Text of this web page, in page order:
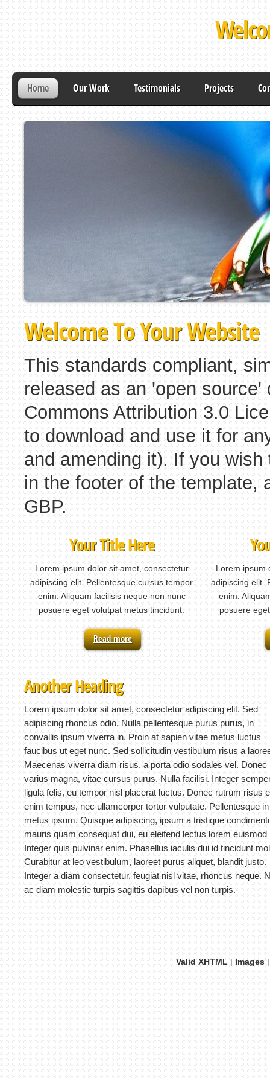
Home Our Work Testimonials Projects
Welcome To Your Website
This standards compliant,
released as an 'open
Commons Attribution 3.0
to download and use it for
and amending it). If you wish
in the footer of the template,
GBP.
Your Title Here
Lorem ipsum dolor sit amet, consectetur
adipiscing elit. Pellentesque cursus tempor
enim. Aliquam facilisis neque non nunc
posuere eget volutpat metus tincidunt.
Read more
Lorem ipsum
adipiscing elit.
enim.
posuere
Another Heading
Lorem ipsum dolor sit amet, consectetur adipiscing elit. Sed
adipiscing rhoncus odio. Nulla pellentesque purus purus, in
convallis ipsum viverra in. Proin at sapien vitae metus luctus
faucibus ut eget nunc. Sed sollicitudin vestibulum risus a
Maecenas viverra diam risus, a porta odio sodales vel. Donec
varius magna, vitae cursus purus. Nulla facilisi. Integer
ligula felis, eu tempor nisl placerat luctus. Donec rutrum risus
enim tempus, nec ullamcorper tortor vulputate. Pellentesque in
metus ipsum. Quisque adipiscing, ipsum a tristique
mauris quam consequat dui, eu eleifend lectus lorem euismod
Integer quis pulvinar enim. Phasellus iaculis dui id tincidunt
Curabitur at leo vestibulum, laoreet purus aliquet, blandit justo.
Integer a diam consectetur, feugiat nisl vitae, rhoncus neque.
ac diam molestie turpis sagittis dapibus vel non turpis.
Valid XHTML Images